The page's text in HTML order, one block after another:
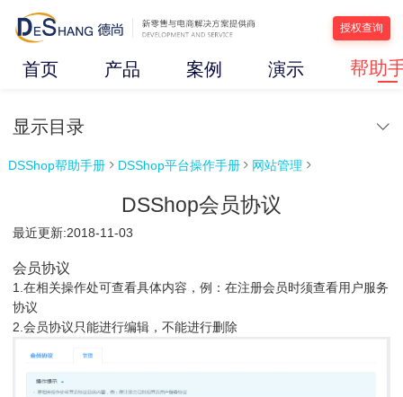
授权查询
首页 产品 案例 演示 帮助
显示目录
DSShop帮助手册  DSShop平台操作手册  网站管理 
DSShop会员协议
最近更新:2018-11-03
会员协议
1.在相关操作处可查看具体内容，例：在注册会员时须查看用户服务
协议
2.会员协议只能进行编辑，不能进行删除